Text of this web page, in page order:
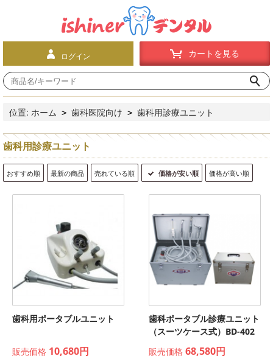
ログイン カートを見る
位置: ホーム > 歯科医院向け > 歯科用診療ユニット
歯科用診療ユニット
おすすめ順 最新の商品 売れている順 価格が安い順 価格が高い順
歯科用ポータブルユニット
販売価格 10,680円
歯科ポータブル診療ユニット
（スーツケース式）BD-402
販売価格 68,580円